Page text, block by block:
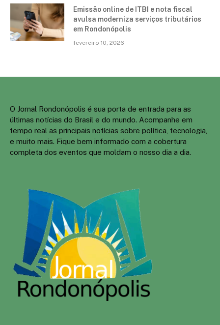
Emissão online de ITBI e nota fiscal
avulsa moderniza serviços tributários
em Rondonópolis
fevereiro 10, 2026
O Jornal Rondonópolis é sua porta de entrada para as
últimas notícias do Brasil e do mundo. Acompanhe em
tempo real as principais notícias sobre política, tecnologia,
e muito mais. Fique bem informado com a cobertura
completa dos eventos que moldam o nosso dia a dia.